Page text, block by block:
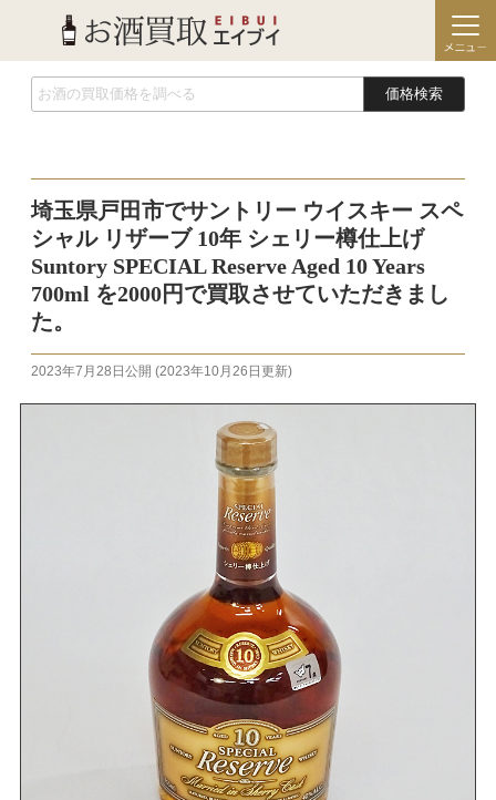
価格検索
埼玉県戸田市でサントリー ウイスキー スペ
シャル リザーブ 10年 シェリー樽仕上げ
Suntory SPECIAL Reserve Aged 10 Years
700ml を2000円で買取させていただきまし
た。
2023年7月28日 公開 (2023年10月26日 更新)